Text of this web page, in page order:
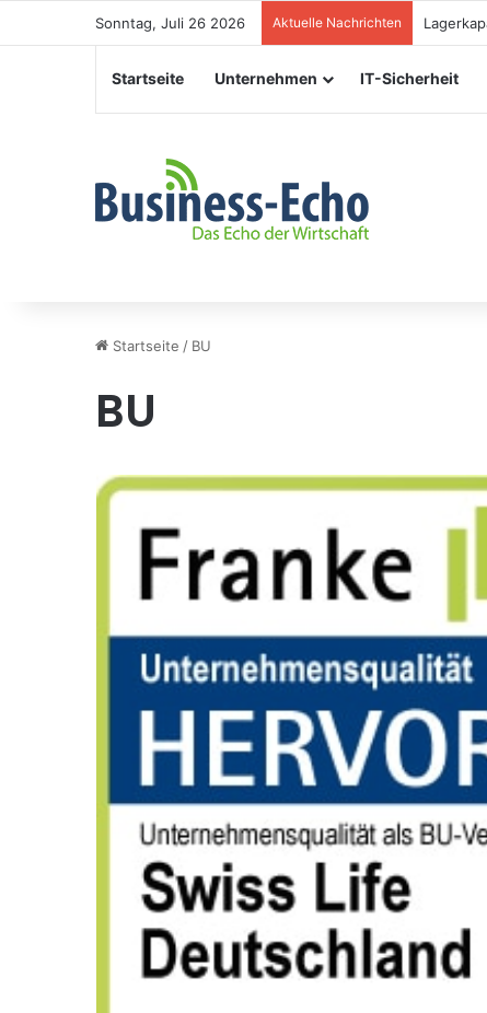
Sonntag, Juli 26 2026 Aktuelle Nachrichten
Startseite Unternehmen IT-Sicherheit
Startseite / BU
BU